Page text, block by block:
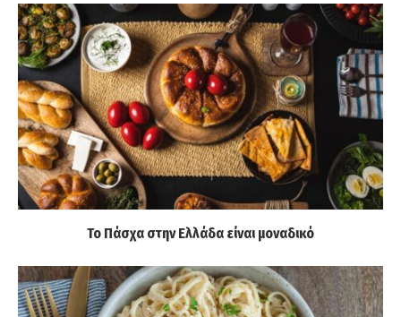
Το Πάσχα στην Ελλάδα είναι μοναδικό